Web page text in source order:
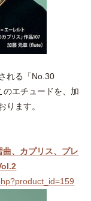
れる「No.30
エチュードを、加
ります。
、カプリス、プレ